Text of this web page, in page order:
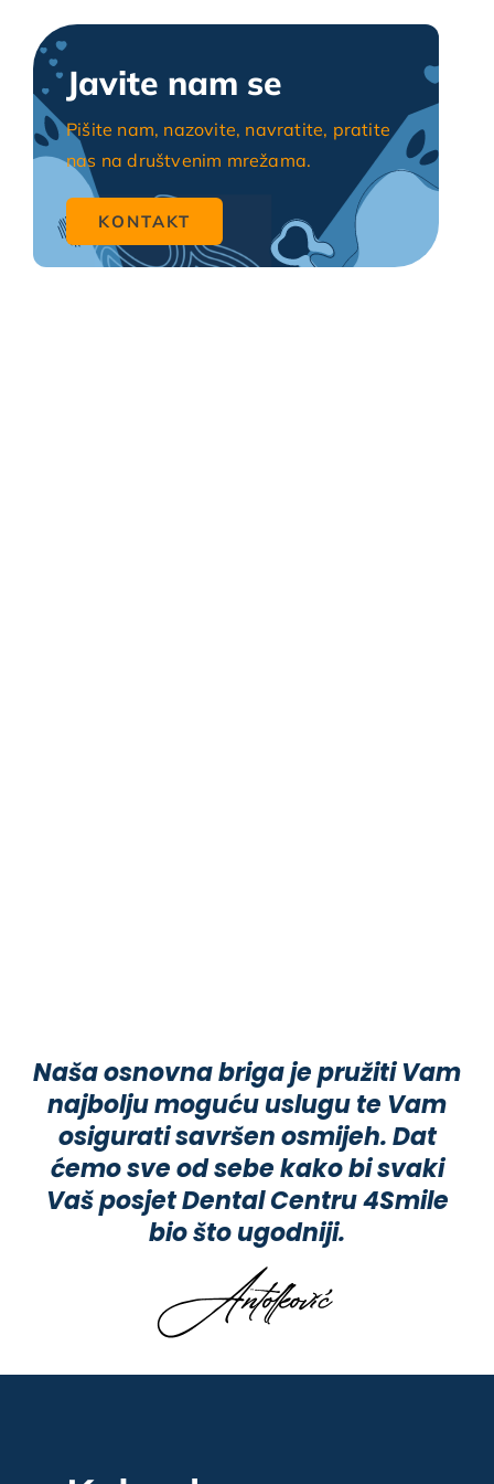
Javite nam se
Pišite nam, nazovite, navratite, pratite
nas na društvenim mrežama.
KONTAKT
Naša osnovna briga je pružiti Vam
najbolju moguću uslugu te Vam
osigurati savršen osmijeh. Dat
ćemo sve od sebe kako bi svaki
Vaš posjet Dental Centru 4Smile
bio što ugodniji.